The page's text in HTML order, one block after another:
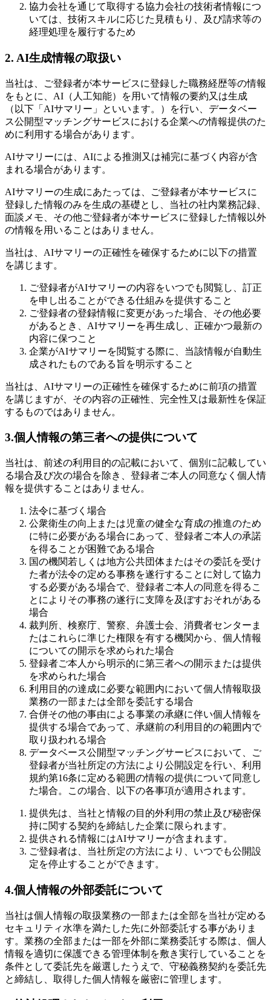
協力会社を通じて取得する協力会社の技術者情報につ
いては、技術スキルに応じた見積もり、及び請求等の
経理処理を履行するため
2. AI生成情報の取扱い
当社は、ご登録者が本サービスに登録した職務経歴等の情報
をもとに、AI（人工知能）を用いて情報の要約又は生成
（以下「AIサマリー」といいます。）を行い、データベー
ス公開型マッチングサービスにおける企業への情報提供のた
めに利用する場合があります。
AIサマリーには、AIによる推測又は補完に基づく内容が含
まれる場合があります。
AIサマリーの生成にあたっては、ご登録者が本サービスに
登録した情報のみを生成の基礎とし、当社の社内業務記録、
面談メモ、その他ご登録者が本サービスに登録した情報以外
の情報を用いることはありません。
当社は、AIサマリーの正確性を確保するために以下の措置
を講じます。
ご登録者がAIサマリーの内容をいつでも閲覧し、訂正
を申し出ることができる仕組みを提供すること
ご登録者の登録情報に変更があった場合、その他必要
があるとき、AIサマリーを再生成し、正確かつ最新の
内容に保つこと
企業がAIサマリーを閲覧する際に、当該情報が自動生
成されたものである旨を明示すること
当社は、AIサマリーの正確性を確保するために前項の措置
を講じますが、その内容の正確性、完全性又は最新性を保証
するものではありません。
3.個人情報の第三者への提供について
当社は、前述の利用目的の記載において、個別に記載してい
る場合及び次の場合を除き、登録者ご本人の同意なく個人情
報を提供することはありません。
法令に基づく場合
公衆衛生の向上または児童の健全な育成の推進のため
に特に必要がある場合にあって、登録者ご本人の承諾
を得ることが困難である場合
国の機関若しくは地方公共団体またはその委託を受け
た者が法令の定める事務を遂行することに対して協力
する必要がある場合で、登録者ご本人の同意を得るこ
とによりその事務の遂行に支障を及ぼすおそれがある
場合
裁判所、検察庁、警察、弁護士会、消費者センターま
たはこれらに準じた権限を有する機関から、個人情報
についての開示を求められた場合
登録者ご本人から明示的に第三者への開示または提供
を求められた場合
利用目的の達成に必要な範囲内において個人情報取扱
業務の一部または全部を委託する場合
合併その他の事由による事業の承継に伴い個人情報を
提供する場合であって、承継前の利用目的の範囲内で
取り扱われる場合
データベース公開型マッチングサービスにおいて、ご
登録者が当社所定の方法により公開設定を行い、利用
規約第16条に定める範囲の情報の提供について同意し
た場合。この場合、以下の各事項が適用されます。
提供先は、当社と情報の目的外利用の禁止及び秘密保
持に関する契約を締結した企業に限られます。
提供される情報にはAIサマリーが含まれます。
ご登録者は、当社所定の方法により、いつでも公開設
定を停止することができます。
4.個人情報の外部委託について
当社は個人情報の取扱業務の一部または全部を当社が定める
セキュリティ水準を満たした先に外部委託する事がありま
す。業務の全部または一部を外部に業務委託する際は、個人
情報を適切に保護できる管理体制を敷き実行していることを
条件として委託先を厳選したうえで、守秘義務契約を委託先
と締結し、取得した個人情報を厳密に管理します。